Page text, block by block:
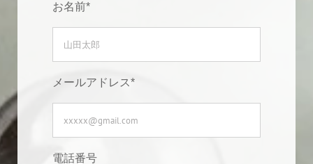
お名前*
メールアドレス*
電話番号